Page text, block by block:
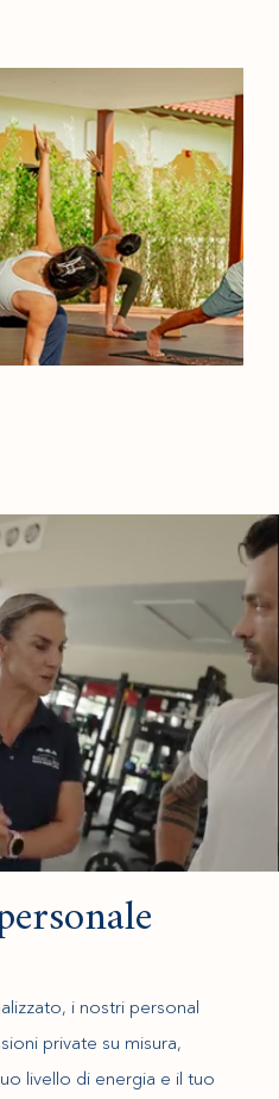
i nostri personal
private su misura,
livello di energia e il tuo